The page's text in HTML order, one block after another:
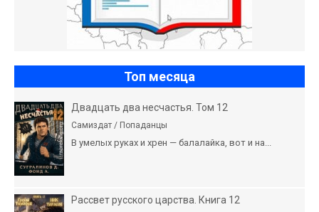
Топ месяца
Двадцать два несчастья. Том 12
Самиздат / Попаданцы
В умелых руках и хрен — балалайка, вот и на...
Рассвет русского царства. Книга 12